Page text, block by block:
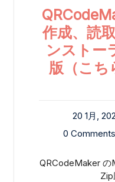
作成、読
ンストー
版（こち
20 1月,
0 Comments
QRCodeMaker の